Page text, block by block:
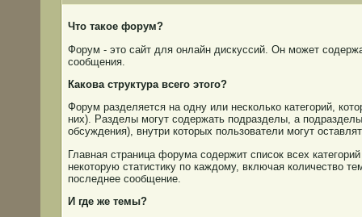
Что такое форум?
Форум - это сайт для онлайн дискуссий. Он может
сообщения.
Какова структура всего этого?
Форум разделяется на одну или несколько категорий,
них). Разделы могут содержать подразделы, а
обсуждения), внутри которых пользователи могут
Главная страница форума содержит список всех
некоторую статистику по каждому, включая количество
последнее сообщение.
И где же темы?